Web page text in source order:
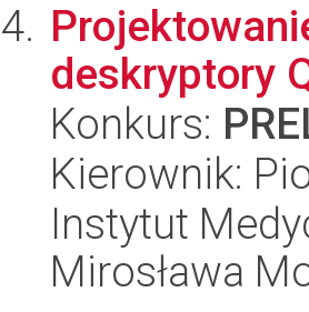
deskryptory
Konkurs:
Kierownik:
Instytut
Mirosława